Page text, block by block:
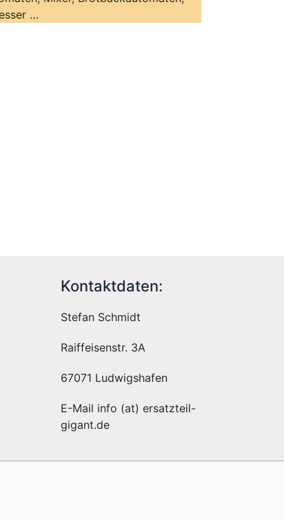
…
Kontaktdaten:
Stefan Schmidt
Raiffeisenstr. 3A
67071 Ludwigshafen
E-Mail info (at) ersatzteil-
gigant.de